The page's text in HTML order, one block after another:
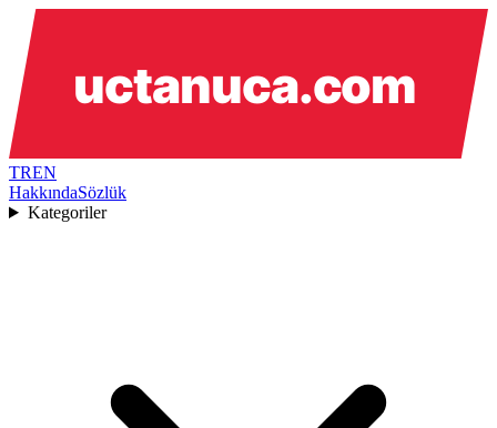
TREN
HakkındaSözlük
Kategoriler